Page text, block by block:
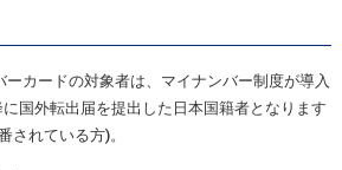
ーカードの対象者は、マイナンバー制度が導入
国外転出届を提出した日本国籍者となります
されている方)。